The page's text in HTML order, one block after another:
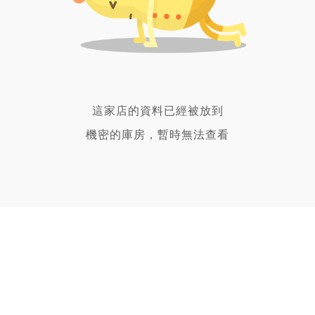
這家店的資料已經被放到
機密的庫房，暫時無法查看